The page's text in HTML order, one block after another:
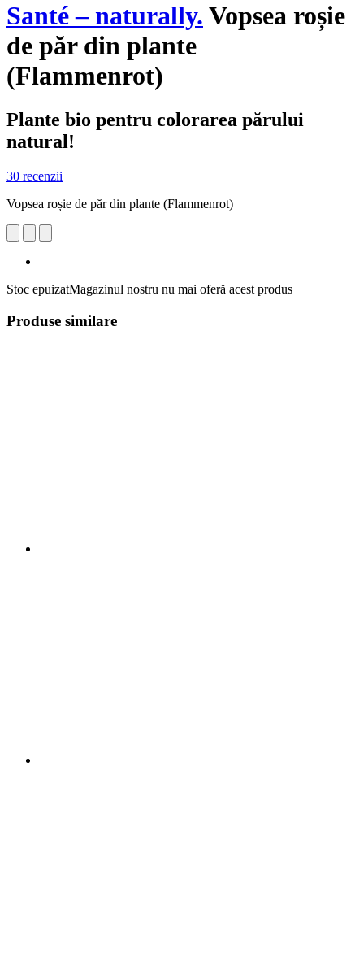
Santé – naturally. Vopsea roșie
de păr din plante
(Flammenrot)
Plante bio pentru colorarea părului
natural!
30 recenzii
Vopsea roșie de păr din plante (Flammenrot)
Stoc epuizatMagazinul nostru nu mai oferă acest produs
Produse similare